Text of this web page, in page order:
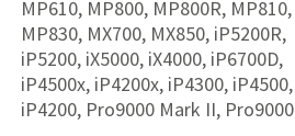
MP610, MP800, MP800R, MP810,
MP830, MX700, MX850, iP5200R,
iP5200, iX5000, iX4000, iP6700D,
iP4500x, iP4200x, iP4300, iP4500,
iP4200, Pro9000 Mark II, Pro9000